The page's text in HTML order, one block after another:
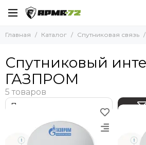
Спутниковая связь
Спутниковый интернет STARLINK
Главная Каталог Спутниковая связь
Спутниковый
ГАЗПРОМ